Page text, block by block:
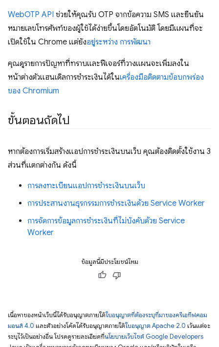
WebOTP API ช่วยให้คุณรับ OTP จากข้อความ SMS และยืนยัน
หมายเลขโทรศัพท์ของผู้ใช้ได้ง่ายขึ้นโดยอัตโนมัติ โดยมีแผนที่จะ
เปิดใช้ใน Chrome แต่ยังอยู่ระหว่าง การพัฒนา
คุณดูรายการปัญหาที่ทราบและฟีเจอร์ที่วางแผนจะเพิ่มลงใน
หน้าต่างตัวแฮนเดิลการชำระเงินได้ในเครื่องมือติดตามข้อบกพร่อง
ของ Chromium
ขั้นตอนถัดไป
หากต้องการเริ่มสร้างแอปการชำระเงินบนเว็บ คุณต้องติดตั้งใช้งาน 3
ส่วนที่แตกต่างกัน ดังนี้
การลงทะเบียนแอปการชำระเงินบนเว็บ
การประสานงานธุรกรรมการชำระเงินด้วย Service Worker
การจัดการข้อมูลการชำระเงินที่ไม่บังคับด้วย Service
Worker
ข้อมูลนี้มีประโยชน์ไหม
เนื้อหาของหน้าเว็บนี้ได้รับอนุญาตภายใต้ใบอนุญาตที่ต้องระบุที่มาของครีเอทีฟคอม
มอนส์ 4.0 และตัวอย่างโค้ดได้รับอนุญาตภายใต้ใบอนุญาต Apache 2.0 เว้นแต่จะ
ระบุไว้เป็นอย่างอื่น โปรดดูรายละเอียดที่นโยบายเว็บไซต์ Google Developers